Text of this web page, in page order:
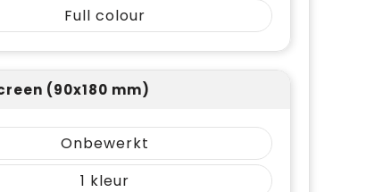
Full colour
(90x180 mm)
Onbewerkt
1